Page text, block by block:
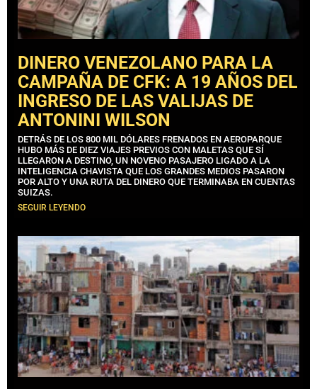
DINERO VENEZOLANO PARA LA
CAMPAÑA DE CFK: A 19 AÑOS DEL
INGRESO DE LAS VALIJAS DE
ANTONINI WILSON
DETRÁS DE LOS 800 MIL DÓLARES FRENADOS EN AEROPARQUE
HUBO MÁS DE DIEZ VIAJES PREVIOS CON MALETAS QUE SÍ
LLEGARON A DESTINO, UN NOVENO PASAJERO LIGADO A LA
INTELIGENCIA CHAVISTA QUE LOS GRANDES MEDIOS PASARON
POR ALTO Y UNA RUTA DEL DINERO QUE TERMINABA EN CUENTAS
SUIZAS.
SEGUIR LEYENDO